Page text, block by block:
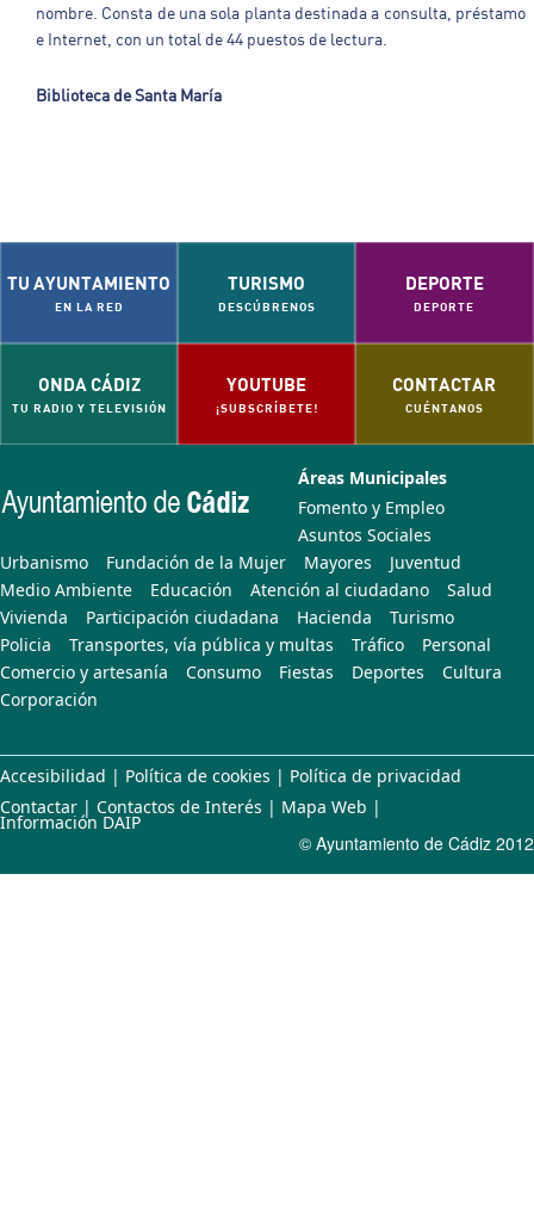
nombre. Consta de una sola planta destinada a consulta, préstamo
e Internet, con un total de 44 puestos de lectura.
Biblioteca de Santa María
TU AYUNTAMIENTO
EN LA RED
TURISMO
DESCÚBRENOS
DEPORTE
DEPORTE
ONDA CÁDIZ
TU RADIO Y TELEVISIÓN
YOUTUBE
¡SUBSCRÍBETE!
CONTACTAR
CUÉNTANOS
Áreas Municipales
Fomento y Empleo
Asuntos Sociales
Urbanismo
Fundación de la Mujer Mayores
Juventud
Medio Ambiente
Educación Atención al ciudadano
Salud
Vivienda
Participación ciudadana Hacienda
Turismo
Policia
Transportes, vía pública y multas Tráfico
Personal
Comercio y artesanía
Consumo Fiestas Deportes
Cultura
Corporación
Accesibilidad | Política de cookies | Política de privacidad
Contactar | Contactos de Interés | Mapa Web |
Información DAIP
© Ayuntamiento de Cádiz 2012